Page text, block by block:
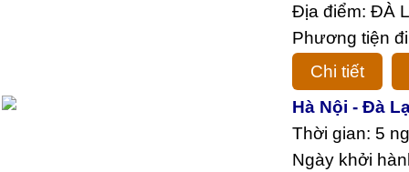
Địa điểm: ĐÀ
Phương tiện
Chi tiết
Hà Nội - Đà
Thời gian: 5
Ngày khởi